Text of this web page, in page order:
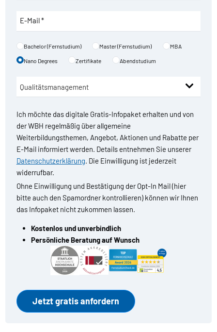
E-Mail *
Bachelor (Fernstudium) Master (Fernstudium) MBA
Nano Degrees Zertifikate Abendstudium
Ich möchte das digitale Gratis-Infopaket erhalten und von
der WBH regelmäßig über allgemeine
Weiterbildungsthemen, Angebot, Aktionen und Rabatte per
E-Mail informiert werden. Details entnehmen Sie unserer
Datenschutzerklärung. Die Einwilligung ist jederzeit
widerrufbar.
Ohne Einwilligung und Bestätigung der Opt-In Mail (hier
bitte auch den Spamordner kontrollieren) können wir Ihnen
das Infopaket nicht zukommen lassen.
Kostenlos und unverbindlich
Persönliche Beratung auf Wunsch